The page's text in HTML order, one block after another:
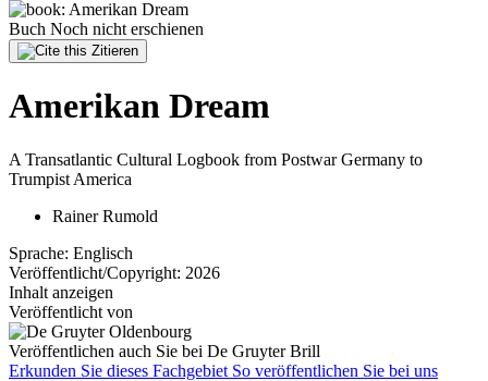
Buch Noch nicht erschienen
Zitieren
Amerikan Dream
A Transatlantic Cultural Logbook from Postwar Germany to
Trumpist America
Rainer Rumold
Sprache: Englisch
Veröffentlicht/Copyright: 2026
Inhalt anzeigen
Veröffentlicht von
Veröffentlichen auch Sie bei De Gruyter Brill
Erkunden Sie dieses Fachgebiet So veröffentlichen Sie bei uns